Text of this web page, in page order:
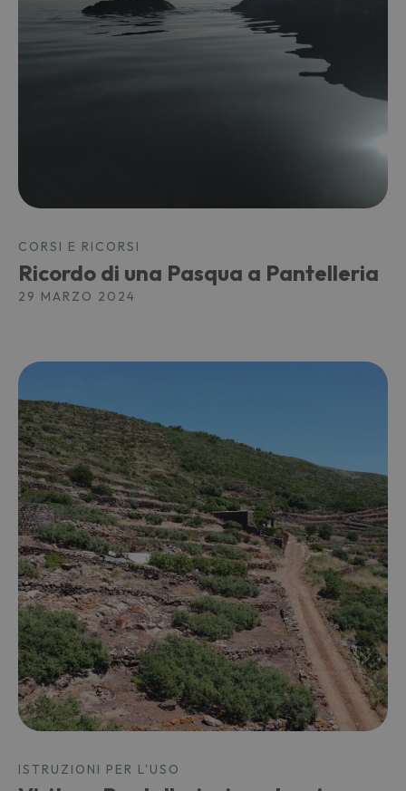
CORSI E RICORSI
Ricordo di una Pasqua a Pantelleria
29 MARZO 2024
ISTRUZIONI PER L'USO